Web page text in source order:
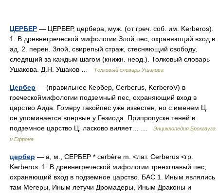
ЦЕРБЕР — ЦЕРБЕР, цербера, муж. (от греч. соб. им. Kerberos).
1. В древнегреческой мифологии Злой пес, охраняющий вход в
ад. 2. перен. Злой, свирепый страж, стесняющий свободу,
следящий за каждым шагом (книжн. неод.). Толковый словарь
Ушакова. Д.Н. Ушаков …
Толковый словарь Ушакова
Цербер — (правильнее Кербер, Cerberus, KerberoV) в
греческоймифологии подземный пес, охраняющий вход в
царство Аида. Гомеру такойпес уже известен, но с именем Ц.
он упоминается впервые у Гезиода. Припропуске теней в
подземное царство Ц. ласково виляет… …
Энциклопедия Брокгауза
и Ефрона
цербер — а, м., СЕРБЕР * cerbère m. <лат. Cerberus <гр.
Kerberos. 1. В древнегреческой мифологии треехглавый пес,
охраняющий вход в подземное царство. БАС 1. Иным являлись
там Мегеры, Иным летучи Дромадеры, Иным Драконы и